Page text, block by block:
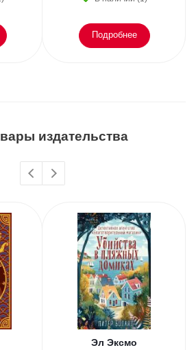
Подробнее
издательства
Эл Эксмо